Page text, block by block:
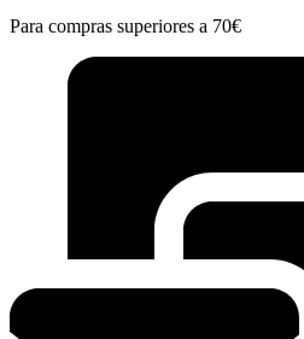
Para compras superiores a 70€